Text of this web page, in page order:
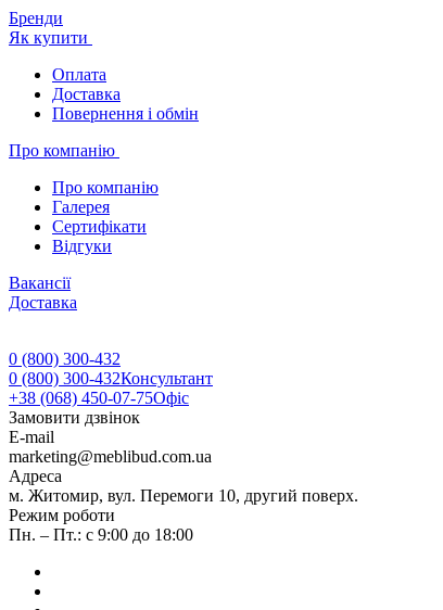
Бренди
Як купити
Оплата
Доставка
Повернення і обмін
Про компанію
Про компанію
Галерея
Сертифікати
Відгуки
Вакансії
Доставка
0 (800) 300-432
0 (800) 300-432Консультант
+38 (068) 450-07-75Офіс
Замовити дзвінок
E-mail
marketing@meblibud.com.ua
Адреса
м. Житомир, вул. Перемоги 10, другий поверх.
Режим роботи
Пн. – Пт.: с 9:00 до 18:00